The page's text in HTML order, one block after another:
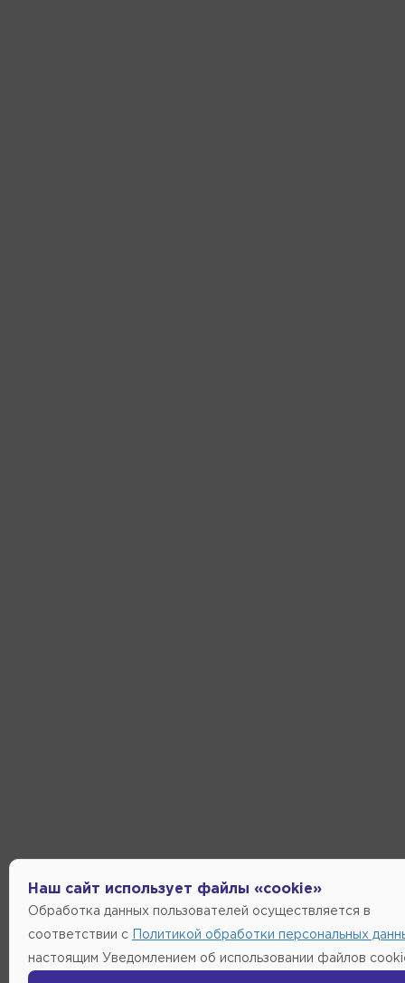
Наш сайт использует файлы «cookie»
Обработка данных пользователей осуществляется в
соответствии с Политикой обработки персональных
настоящим Уведомлением об использовании файлов